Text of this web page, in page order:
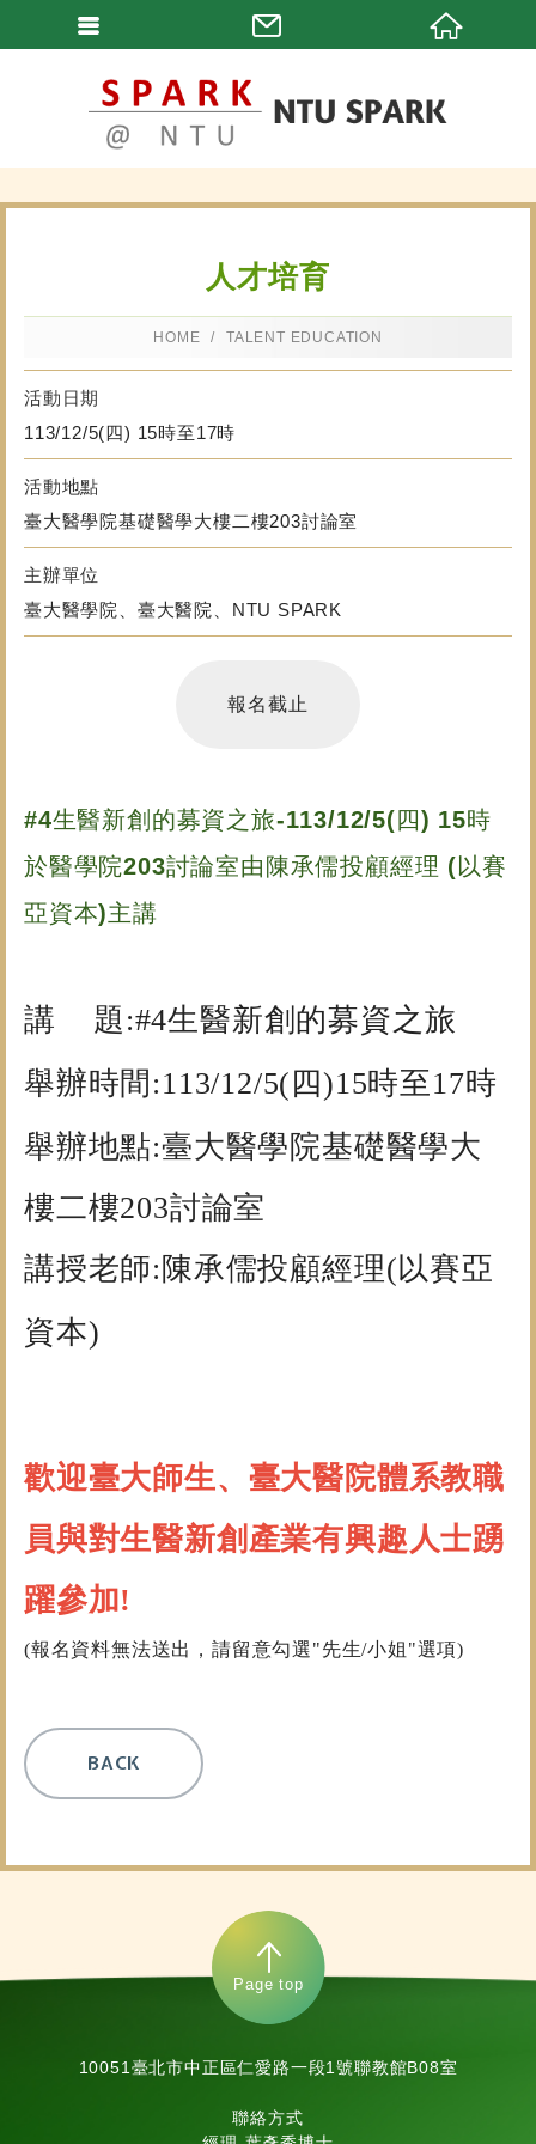
人才培育
HOME TALENT EDUCATION
活動日期
113/12/5(四) 15時至17時
活動地點
臺大醫學院基礎醫學大樓二樓203討論室
主辦單位
臺大醫學院、臺大醫院、NTU SPARK
報名截止
#4生醫新創的募資之旅-113/12/5(四) 15時
於醫學院203討論室由陳承儒投顧經理 (以賽
亞資本)主講
講 題:#4生醫新創的募資之旅
舉辦時間:113/12/5( 四)15時至17時
舉辦地點:臺大醫學院基礎醫學大
樓二樓203討論室
講授老師: 陳承儒投顧經理(以賽亞
資本)
歡迎臺大師生、臺大醫院體系教職
員與對生醫新創產業有興趣人士踴
躍參加!
(報名資料無法送出，請留意勾選"先生/小姐"選項)
BACK
Page top
10051臺北市中正區仁愛路一段1號聯教館B08室
聯絡方式